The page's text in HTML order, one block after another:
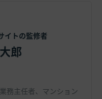
イトの監修者
郎
務主任者、マンション